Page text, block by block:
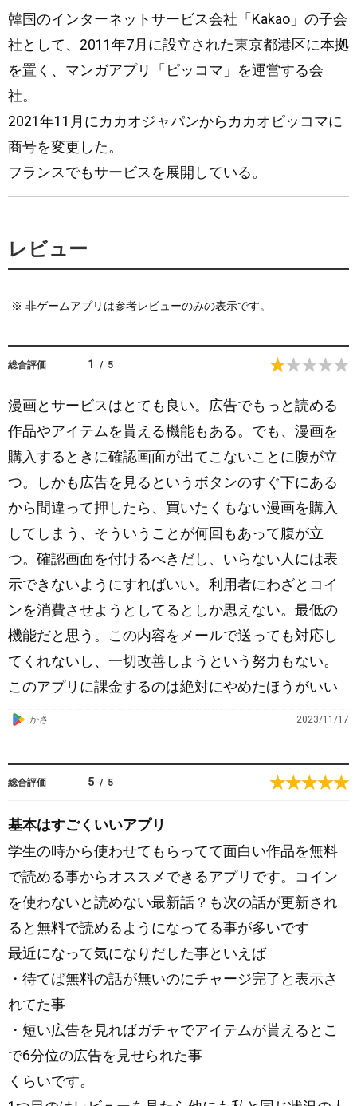
韓国のインターネットサービス会社「Kakao」の子会
社として、2011年7月に設立された東京都港区に本拠
を置く、マンガアプリ「ピッコマ」を運営する会
社。
2021年11月にカカオジャパンからカカオピッコマに
商号を変更した。
フランスでもサービスを展開している。
レビュー
※ 非ゲームアプリは参考レビューのみの表示です。
総合評価 1 / 5
漫画とサービスはとても良い。広告でもっと読める
作品やアイテムを貰える機能もある。でも、漫画を
購入するときに確認画面が出てこないことに腹が立
つ。しかも広告を見るというボタンのすぐ下にある
から間違って押したら、買いたくもない漫画を購入
してしまう、そういうことが何回もあって腹が立
つ。確認画面を付けるべきだし、いらない人には表
示できないようにすればいい。利用者にわざとコイ
ンを消費させようとしてるとしか思えない。最低の
機能だと思う。この内容をメールで送っても対応し
てくれないし、一切改善しようという努力もない。
このアプリに課金するのは絶対にやめたほうがいい
G
g
e
P
l
a
かさ 2023/11/17
総合評価 5 / 5
基本はすごくいいアプリ
学生の時から使わせてもらってて面白い作品を無料
で読める事からオススメできるアプリです。コイン
を使わないと読めない最新話？も次の話が更新され
ると無料で読めるようになってる事が多いです
最近になって気になりだした事といえば
・待てば無料の話が無いのにチャージ完了と表示さ
れてた事
・短い広告を見ればガチャでアイテムが貰えるとこ
で6分位の広告を見せられた事
くらいです。